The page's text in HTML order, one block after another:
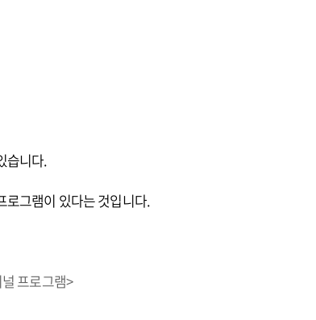
습니다.
로그램이 있다는 것입니다.
프로그램>